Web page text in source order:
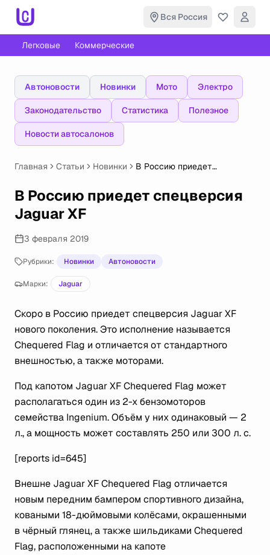
Вся Россия
Легковые Коммерческие
Автоновости Новинки Мото Электро
Законодательство Статистика Полезное
Новости автосалонов
Главная Статьи Новинки
В Россию приедет
В Россию приедет спецверсия
Jaguar XF
3 февраля 2019
Рубрики: Новинки Автоновости
Марки: Jaguar
Скоро в Россию приедет спецверсия Jaguar XF
нового поколения. Это исполнение называется
Chequered Flag и отличается от стандартного
внешностью, а также моторами.
Под капотом Jaguar XF Chequered Flag может
располагаться один из 2-х бензомоторов
семейства Ingenium. Объём у них одинаковый — 2
л., а мощность может составлять 250 или 300 л. с.
[reports id=645]
Внешне Jaguar XF Chequered Flag отличается
новым передним бампером спортивного дизайна,
коваными 18-дюймовыми колёсами, окрашенными
в чёрный глянец, а также шильдиками Chequered
Flag, расположенными на капоте